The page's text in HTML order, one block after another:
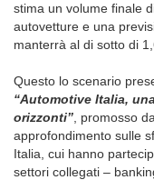
stima un volume finale
autovetture e una
manterrà al di sotto di
Questo lo scenario
“Automotive Italia,
orizzonti” , promosso
approfondimento sulle
Italia, cui hanno
settori collegati –